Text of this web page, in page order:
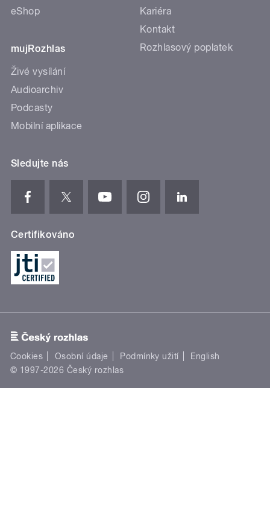
eShop
mujRozhlas
Živé vysílání
Audioarchiv
Podcasty
Mobilní aplikace
Kariéra
Kontakt
Rozhlasový poplatek
Sledujte nás
Certifikováno
Cookies Osobní údaje Podmínky užití
English
© 1997-2026 Český rozhlas